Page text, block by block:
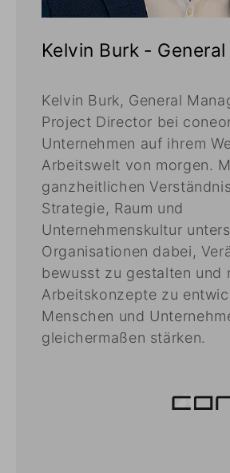
Kelvin Burk -
Kelvin Burk, General
Project Director bei
Unternehmen auf ihrem
Arbeitswelt von morgen.
ganzheitlichen
Strategie, Raum und
Unternehmenskultur
Organisationen dabei,
bewusst zu gestalten und
Arbeitskonzepte zu
Menschen und
gleichermaßen stärken.